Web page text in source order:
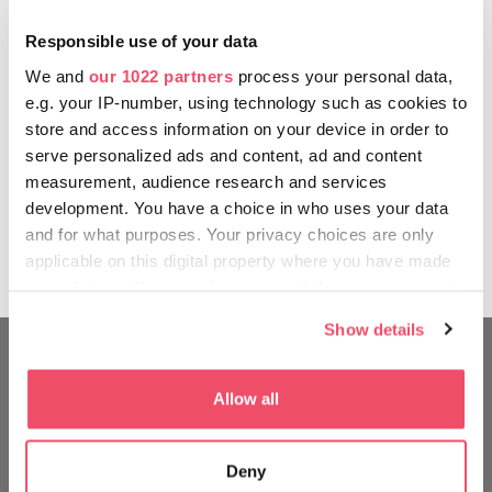
Responsible use of your data
We and our 1022 partners process your personal data,
e.g. your IP-number, using technology such as cookies to
store and access information on your device in order to
serve personalized ads and content, ad and content
measurement, audience research and services
development. You have a choice in who uses your data
and for what purposes. Your privacy choices are only
applicable on this digital property where you have made
If you allow, we would also like to:
which can be accurate to within several meters
Identify your device by actively scanning it for
Show details
Allow all
Deny
římských pohřebních praktik a pohřebního kultu.
Raně křesťanské hrobky v Pécsi jsou považovány za
největší křesťanský komplex hrobů mimo Itálii.
V roce 2004 vydala maďarská národní banka
pamětní minci s nápisem „Pécsi ókeresztény
sírkamrák“ („raně křesťanská nekropole v Pécsi“).
Návštěvnické centrum zahrnuje mauzoleum, šest
dvoupodlažních pohřebních komor a dvě větší
CESTUJTE JAKO MÍSTNÍ